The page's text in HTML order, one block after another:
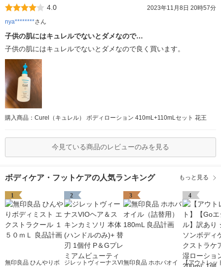
4.0
2023年11月8日 20時57分
nya********さん
子供の肌にはキュレルでないとダメなので…
子供の肌にはキュレルでないとダメなので良く買います。
購入商品：Curel（キュレル） ボディローション 410mL+110mLセット 花王
今見ている商品のレビューのみを見る
ボディケア・フットケアの人気ランキング もっと見る
1
無印良品 ひんやりボ
2
ジレットヴィーナスVI
3
無印良品 ホホバオイ
4
【アウトレッ